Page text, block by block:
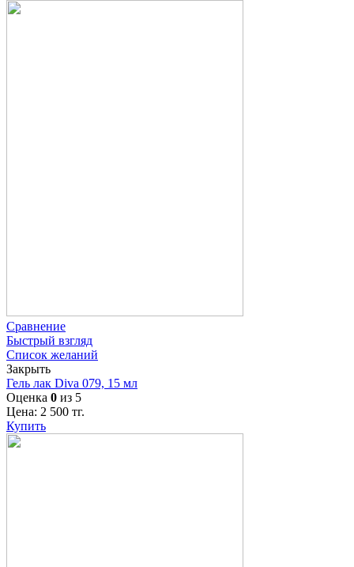
Сравнение
Быстрый взгляд
Список желаний
Закрыть
Гель лак Diva 079, 15 мл
Оценка 0 из 5
Цена: 2 500 тг.
Купить